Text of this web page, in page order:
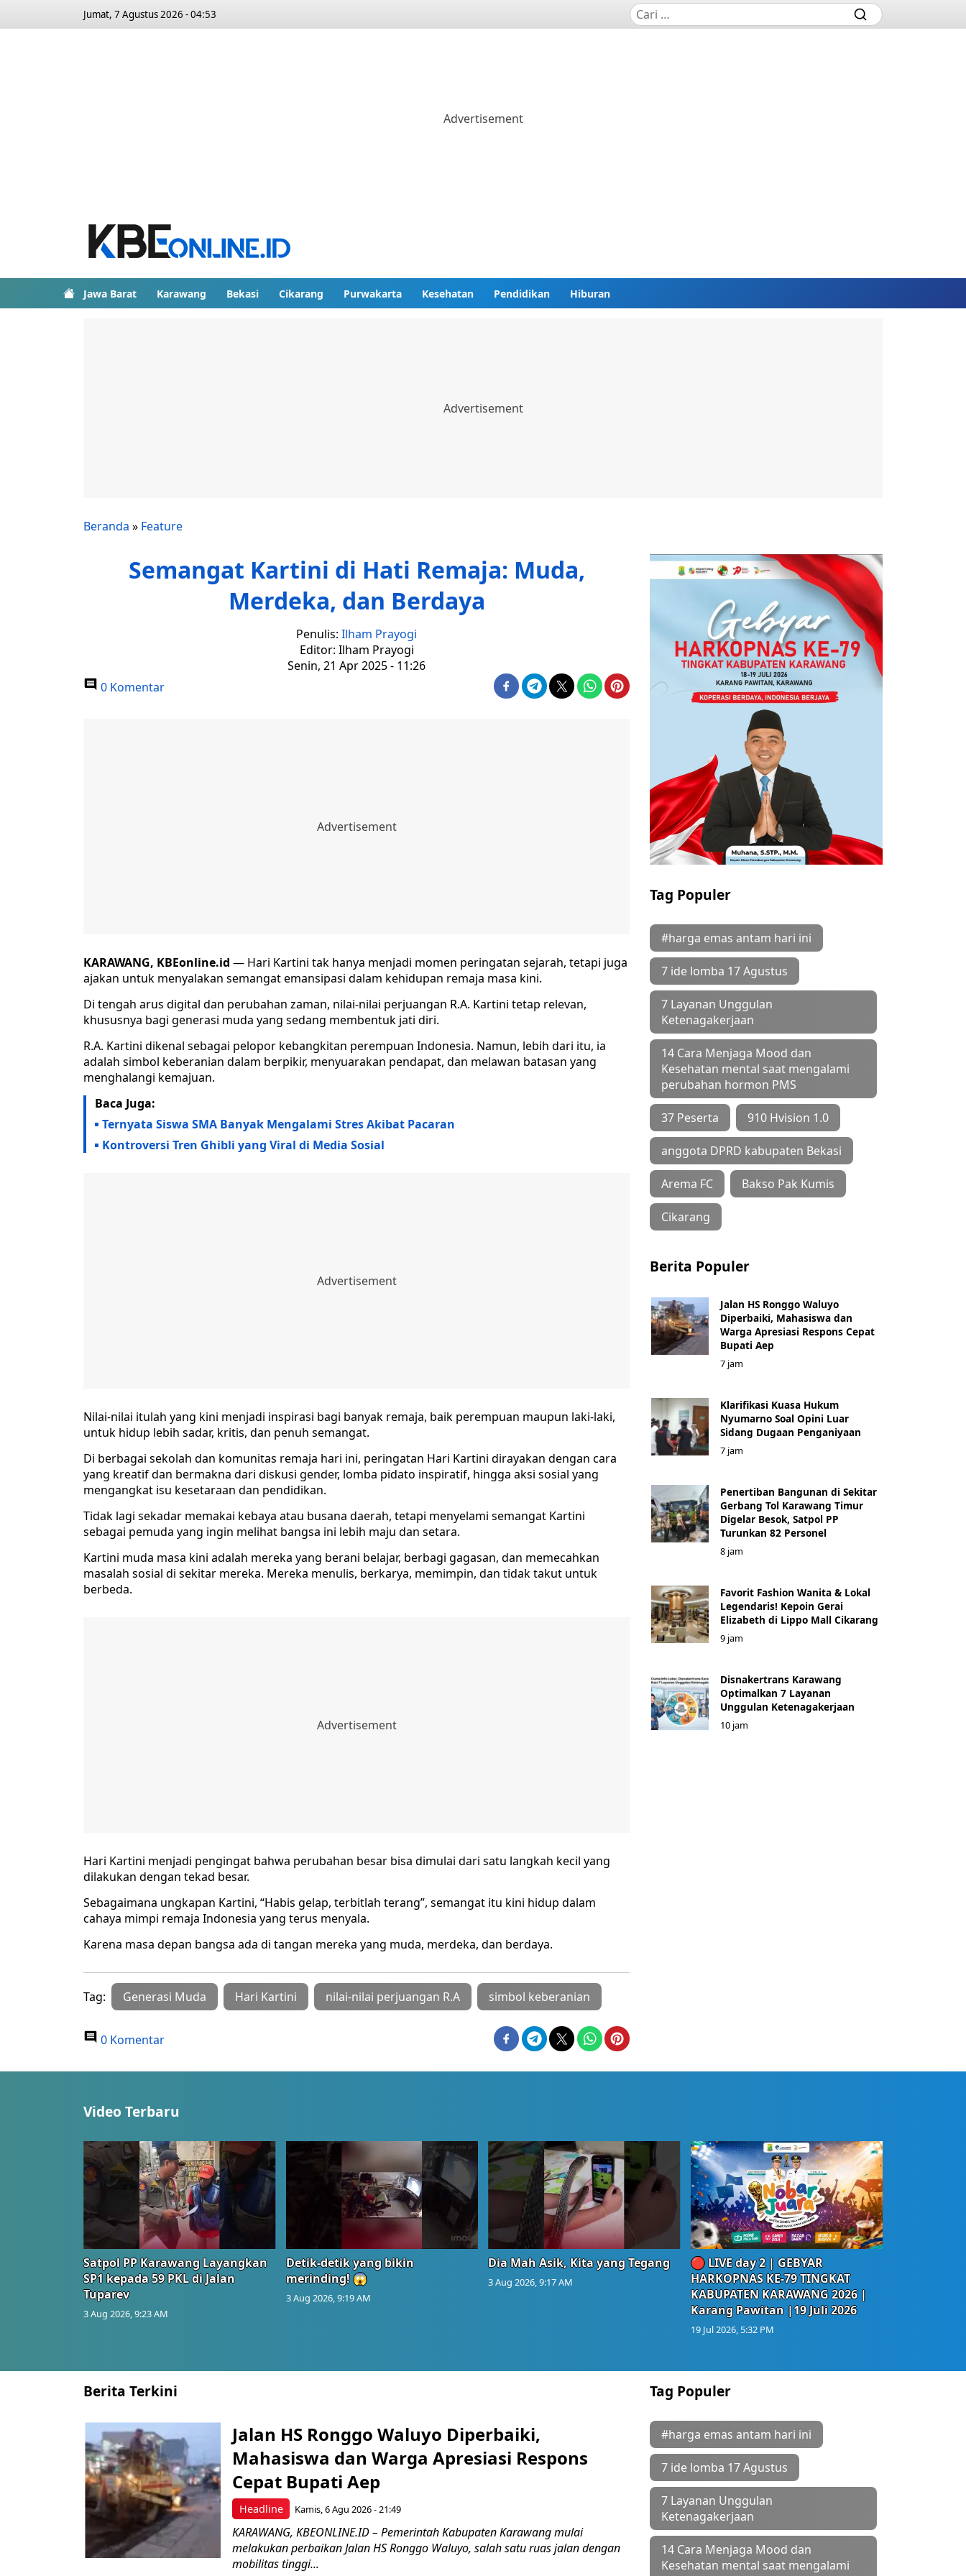
Jumat, 7 Agustus 2026 - 04:53
Jawa Barat Karawang Bekasi Cikarang Purwakarta Kesehatan Pendidikan Hiburan
Beranda » Feature
Semangat Kartini di Hati Remaja: Muda,
Merdeka, dan Berdaya
Penulis: Ilham Prayogi
Editor: Ilham Prayogi
Senin, 21 Apr 2025 - 11:26
0 Komentar
KARAWANG, KBEonline.id — Hari Kartini tak hanya menjadi momen peringatan sejarah, tetapi juga
ajakan untuk menyalakan semangat emansipasi dalam kehidupan remaja masa kini.
Di tengah arus digital dan perubahan zaman, nilai-nilai perjuangan R.A. Kartini tetap relevan,
khususnya bagi generasi muda yang sedang membentuk jati diri.
R.A. Kartini dikenal sebagai pelopor kebangkitan perempuan Indonesia. Namun, lebih dari itu, ia
adalah simbol keberanian dalam berpikir, menyuarakan pendapat, dan melawan batasan yang
menghalangi kemajuan.
Baca Juga:
Ternyata Siswa SMA Banyak Mengalami Stres Akibat Pacaran
Kontroversi Tren Ghibli yang Viral di Media Sosial
Nilai-nilai itulah yang kini menjadi inspirasi bagi banyak remaja, baik perempuan maupun laki-laki,
untuk hidup lebih sadar, kritis, dan penuh semangat.
Di berbagai sekolah dan komunitas remaja hari ini, peringatan Hari Kartini dirayakan dengan cara
yang kreatif dan bermakna dari diskusi gender, lomba pidato inspiratif, hingga aksi sosial yang
mengangkat isu kesetaraan dan pendidikan.
Tidak lagi sekadar memakai kebaya atau busana daerah, tetapi menyelami semangat Kartini
sebagai pemuda yang ingin melihat bangsa ini lebih maju dan setara.
Kartini muda masa kini adalah mereka yang berani belajar, berbagi gagasan, dan memecahkan
masalah sosial di sekitar mereka. Mereka menulis, berkarya, memimpin, dan tidak takut untuk
berbeda.
Hari Kartini menjadi pengingat bahwa perubahan besar bisa dimulai dari satu langkah kecil yang
dilakukan dengan tekad besar.
Sebagaimana ungkapan Kartini, “Habis gelap, terbitlah terang”, semangat itu kini hidup dalam
cahaya mimpi remaja Indonesia yang terus menyala.
Karena masa depan bangsa ada di tangan mereka yang muda, merdeka, dan berdaya.
Tag: Generasi Muda Hari Kartini nilai-nilai perjuangan R.A simbol keberanian
0 Komentar
Tag Populer
#harga emas antam hari ini
7 ide lomba 17 Agustus
7 Layanan Unggulan
Ketenagakerjaan
14 Cara Menjaga Mood dan
Kesehatan mental saat mengalami
perubahan hormon PMS
37 Peserta 910 Hvision 1.0
anggota DPRD kabupaten Bekasi
Arema FC Bakso Pak Kumis
Cikarang
Berita Populer
Jalan HS Ronggo Waluyo
Diperbaiki, Mahasiswa dan
Warga Apresiasi Respons Cepat
Bupati Aep
7 jam
Klarifikasi Kuasa Hukum
Nyumarno Soal Opini Luar
Sidang Dugaan Penganiyaan
7 jam
Penertiban Bangunan di Sekitar
Gerbang Tol Karawang Timur
Digelar Besok, Satpol PP
Turunkan 82 Personel
8 jam
Favorit Fashion Wanita & Lokal
Legendaris! Kepoin Gerai
Elizabeth di Lippo Mall Cikarang
9 jam
Disnakertrans Karawang
Optimalkan 7 Layanan
Unggulan Ketenagakerjaan
10 jam
Video Terbaru
Satpol PP Karawang Layangkan
SP1 kepada 59 PKL di Jalan
Tuparev
3 Aug 2026, 9:23 AM
Detik-detik yang bikin
merinding! 😱
3 Aug 2026, 9:19 AM
Dia Mah Asik, Kita yang Tegang
3 Aug 2026, 9:17 AM
🔴 LIVE day 2 | GEBYAR
HARKOPNAS KE-79 TINGKAT
KABUPATEN KARAWANG 2026 |
Karang Pawitan |19 Juli 2026
19 Jul 2026, 5:32 PM
Berita Terkini
Headline
Jalan HS Ronggo Waluyo Diperbaiki,
Mahasiswa dan Warga Apresiasi Respons
Cepat Bupati Aep
Kamis, 6 Agu 2026 - 21:49
KARAWANG, KBEONLINE.ID – Pemerintah Kabupaten Karawang mulai
melakukan perbaikan Jalan HS Ronggo Waluyo, salah satu ruas jalan dengan
mobilitas tinggi...
Tag Populer
#harga emas antam hari ini
7 ide lomba 17 Agustus
7 Layanan Unggulan
Ketenagakerjaan
14 Cara Menjaga Mood dan
Kesehatan mental saat mengalami